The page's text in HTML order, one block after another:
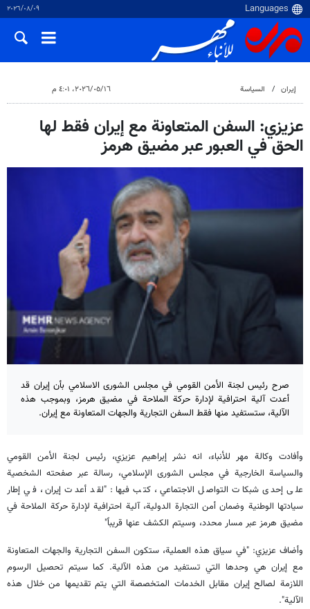
٠٩‏/٠٨‏/٢٠٢٦
إيران السياسة ١٦‏/٠٥‏/٢٠٢٦، ٤:٠١ م
عزيزي: السفن المتعاونة مع إيران فقط لها
الحق في العبور عبر مضيق هرمز
صرح رئيس لجنة الأمن القومي في مجلس الشورى الاسلامي بأن إيران قد
أعدت آلية احترافية لإدارة حركة الملاحة في مضيق هرمز، وبموجب هذه
الآلية، ستستفيد منها فقط السفن التجارية والجهات المتعاونة مع إيران.
وأفادت وكالة مهر للأنباء، انه نشر إبراهيم عزيزي، رئيس لجنة الأمن القومي
والسياسة الخارجية في مجلس الشورى الإسلامي، رسالة عبر صفحته الشخصية
على إحدى شبكات التواصل الاجتماعي، كتب فيها: "لقد أعدت إيران، في إطار
سيادتها الوطنية وضمان أمن التجارة الدولية، آلية احترافية لإدارة حركة الملاحة في
مضيق هرمز عبر مسار محدد، وسيتم الكشف عنها قريباً"
وأضاف عزيزي: "في سياق هذه العملية، ستكون السفن التجارية والجهات المتعاونة
مع إيران هي وحدها التي تستفيد من هذه الآلية. كما سيتم تحصيل الرسوم
اللازمة لصالح إيران مقابل الخدمات المتخصصة التي يتم تقديمها من خلال هذه
الآلية".